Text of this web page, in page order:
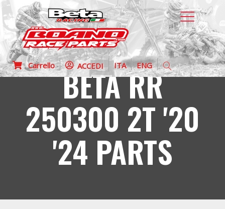
Carrello ACCEDI ITA ENG
BETA RR
250300 2T '20
'24 PARTS